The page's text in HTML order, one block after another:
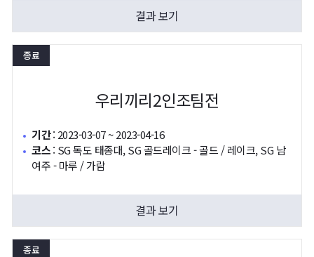
결과 보기
종료
우리끼리2인조팀전
기간: 2023-03-07 ~ 2023-04-16
코스: SG 독도 태종대, SG 골드레이크 - 골드 / 레이크, SG 남
여주 - 마루 / 가람
결과 보기
종료